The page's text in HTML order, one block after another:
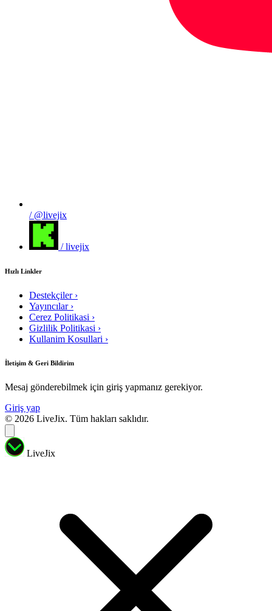
/ @livejix
/ livejix
Hızlı Linkler
Destekçiler ›
Yayıncılar ›
Cerez Politikasi ›
Gizlilik Politikasi ›
Kullanim Kosullari ›
İletişim & Geri Bildirim
Mesaj gönderebilmek için giriş yapmanız gerekiyor.
Giriş yap
© 2026 LiveJix. Tüm hakları saklıdır.
LiveJix